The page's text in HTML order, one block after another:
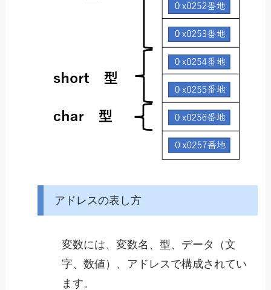
アドレスの表し方
変数には、変数名、型、データ（文
字、数値）、アドレスで構成されてい
ます。